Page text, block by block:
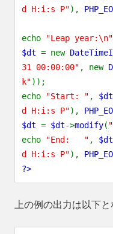
d H:i:s P"),
echo "Leap year:\n"
$dt = new
31 00:00:00" , new
k"));
echo
"Start: " , $dt
d H:i:s P"),
$dt = $dt->modify(
echo
"End: " , $dt
d H:i:s P"),
?>
上の例の出力は以下と